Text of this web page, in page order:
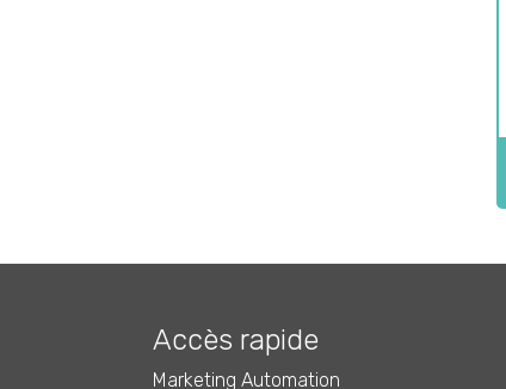
Accès rapide
Marketing Automation